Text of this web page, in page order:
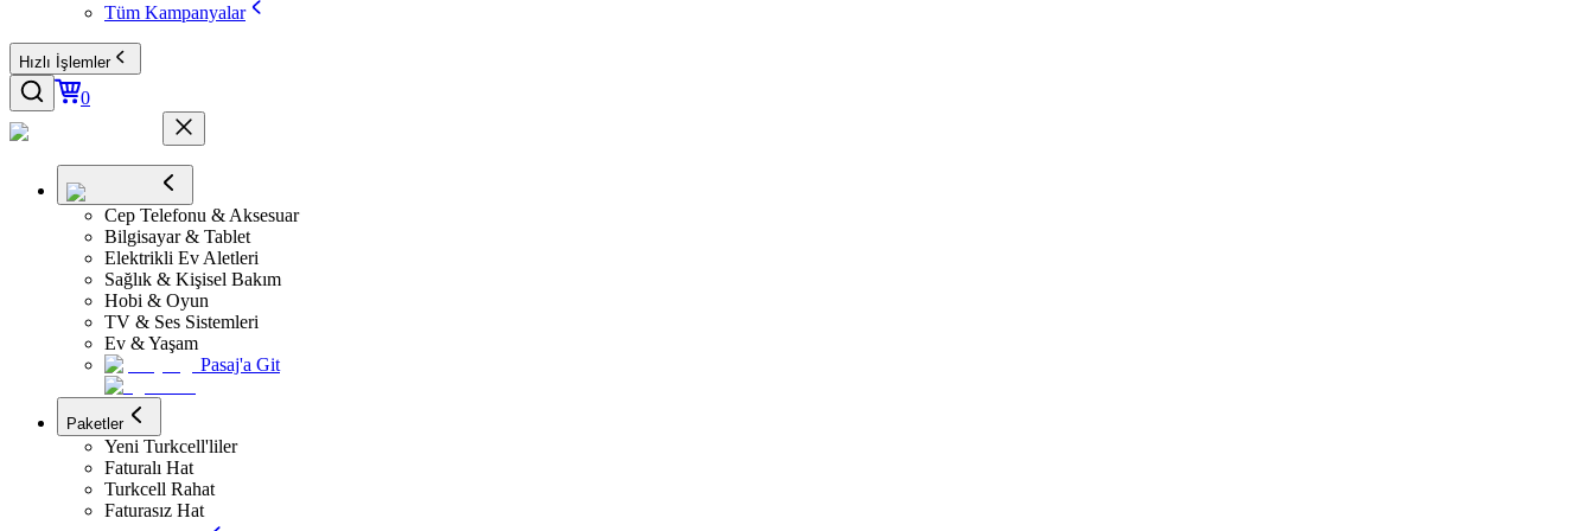
Tüm Kampanyalar
Hızlı İşlemler
0
Cep Telefonu & Aksesuar
Bilgisayar & Tablet
Elektrikli Ev Aletleri
Sağlık & Kişisel Bakım
Hobi & Oyun
TV & Ses Sistemleri
Ev & Yaşam
Pasaj'a Git
Paketler
Yeni Turkcell'liler
Faturalı Hat
Turkcell Rahat
Faturasız Hat